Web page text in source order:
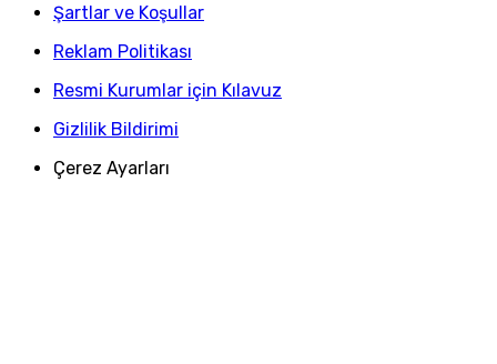
Şartlar ve Koşullar
Reklam Politikası
Resmi Kurumlar için Kılavuz
Gizlilik Bildirimi
Çerez Ayarları